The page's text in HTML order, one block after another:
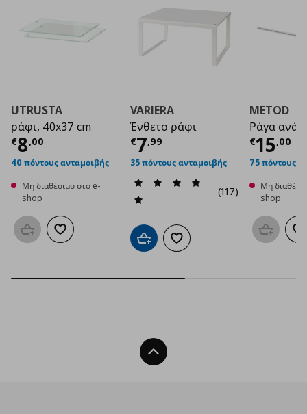
UTRUSTA
ράφι, 40x37 cm
€8,00
Τρέχουσα τιμή€ 8,00
40 πόντους ανταμοιβής
Μη διαθέσιμο στο e-
shop
Προσθήκη στο καλάθι
Προσθήκη στα αγαπημένα
VARIERA
Ένθετο ράφι
€7,99
Τρέχουσα τιμή€
35 πόντους ανταμοιβής
(117)
Προσθήκη στο καλάθι
Προσθήκη στα αγαπημένα
METOD
Ράγα
€15,00
75 πόντους
Μη
shop
Back To Top